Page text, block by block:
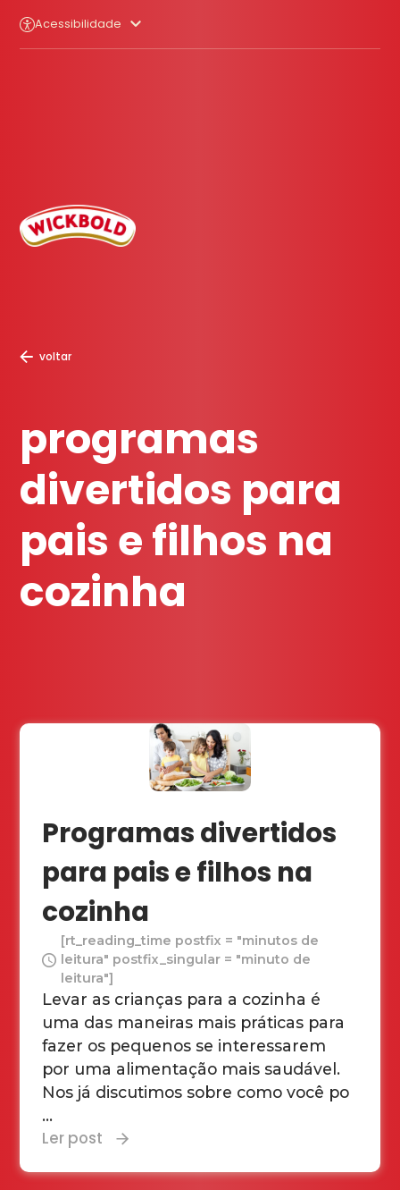
Acessibilidade
voltar
programas
divertidos para
pais e filhos na
cozinha
Programas divertidos
para pais e filhos na
cozinha
[rt_reading_time postfix = "minutos de
leitura" postfix_singular = "minuto de
leitura"]
Levar as crianças para a cozinha é
uma das maneiras mais práticas para
fazer os pequenos se interessarem
por uma alimentação mais saudável.
Nos já discutimos sobre como você po
...
Ler post